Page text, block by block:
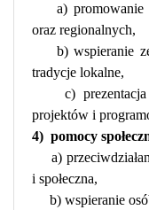
a)
oraz regionalnych,
b) wspieranie
tradycje lokalne,
c)
projektów i
4) pomocy
a)
i społeczna,
b) wspieranie